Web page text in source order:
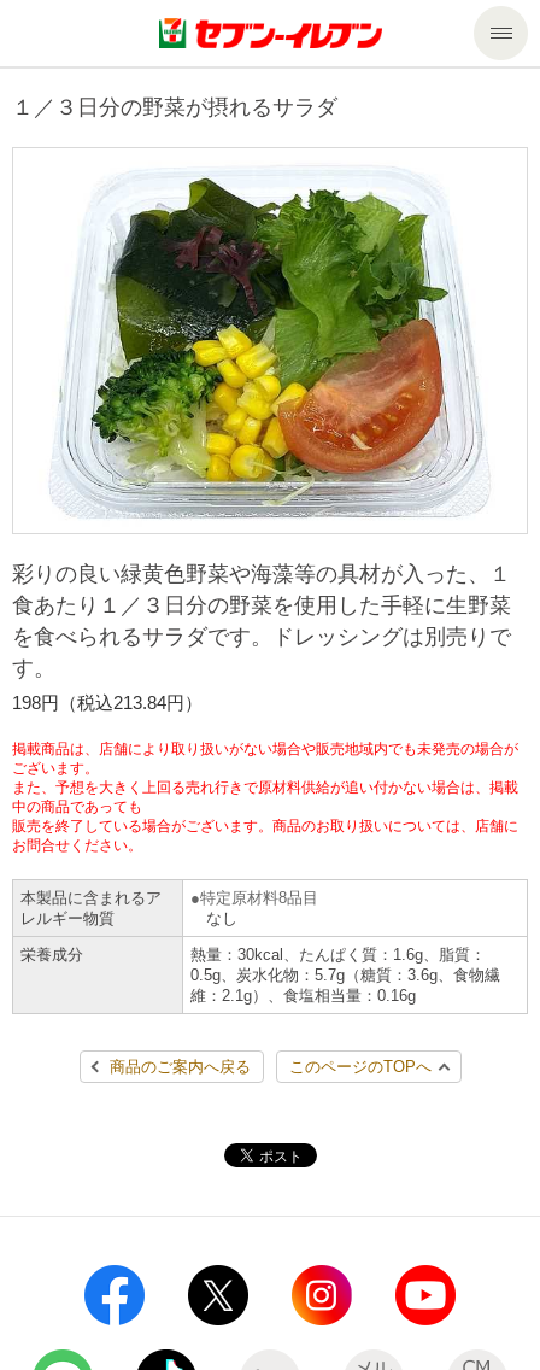
商品のご案内
商品のご案内トップ
今週の新商品
来週の新商品
商品カテゴリ一覧
セブンプレミアム
食の安全・安心への取組み
ギフト
プリペイドカード・金券
ニンテンドー・ダウンロードカード
セール・キャンペーン
サービス
サービストップ
nanacoトップ
マルチコピー機でできること
マルチコピー機でできることトップ
コピー
プリント
スキャン
ファクス
チケット
プリペイドサービス
行政サービス
便利なサービス
宅配便
切手・はがき・印紙
セブン銀行ATM
ご利用可能なお支払い方法
各種料金のお支払い
スマホプリペイド
レジでApple Accountにチャージ
モバイルバッテリーシェアリング（店舗限定）
チケットサービス
セブンチケット
チケットぴあ
イープラス
CNプレイガイド
JTB
セブン‐イレブンでお受取り
タワーレコード
セブンネットショッピング
停電時のサービス停止のお知らせ
企業情報トップ
ニュースリリース
ごあいさつ
企業理念
会社概要
貸借対照表・損益計算書
沿革
国内店舗数
売上高、店舗数推移
セブン‐イレブンの海外事業
データで見るセブン‐イレブン
私たちの取組み
サステナビリティ
サステナビリティトップ
セブン＆アイ・ホールディングスの重点課題
サステナビリティ活動基本方針
サステナビリティ推進体制
GREEN CHALLENGE 2050
4VISIONS
サステナビリティニュース
サステナビリティレポート
報告書ライブラリー
加盟店オーナー募集 物件募集・購入
お問い合わせ
Language
English (Corporate)
English (Services)
中文[繁體字](服務)
ภาษาไทย(บริการ)
１／３日分の野菜が摂れるサラダ
彩りの良い緑黄色野菜や海藻等の具材が入った、１
食あたり１／３日分の野菜を使用した手軽に生野菜
を食べられるサラダです。ドレッシングは別売りで
す。
198円（税込213.84円）
掲載商品は、店舗により取り扱いがない場合や販売地域内でも未発売の場合が
ございます。
また、予想を大きく上回る売れ行きで原材料供給が追い付かない場合は、掲載
中の商品であっても
販売を終了している場合がございます。商品のお取り扱いについては、店舗に
お問合せください。
本製品に含まれるア
レルギー物質
特定原材料8品目
なし
栄養成分
熱量：30kcal、たんぱく質：1.6g、脂質：
0.5g、炭水化物：5.7g（糖質：3.6g、食物繊
維：2.1g）、食塩相当量：0.16g
商品のご案内へ戻る このページのTOPへ